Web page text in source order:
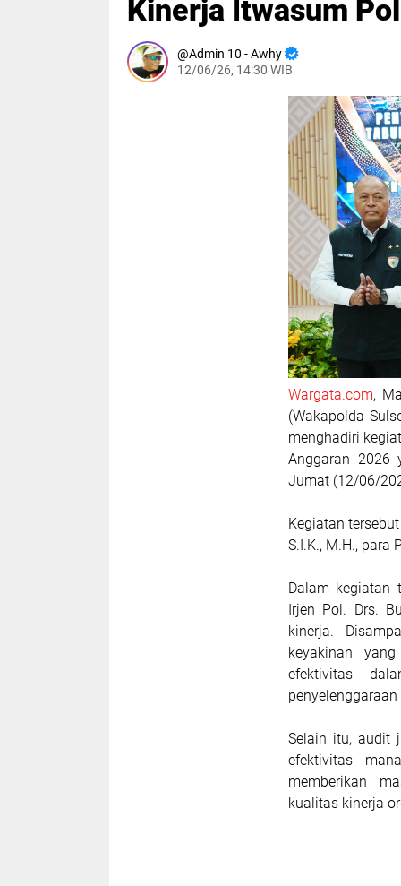
Kinerja Itwasum
Admin 10 - Awhy
12/06/26, 14:30 WIB
Wargata.com,
(Wakapolda
menghadiri
Anggaran 2026
Jumat (12/06/
Kegiatan
S.I.K., M.H., para
Dalam kegiatan
Irjen Pol. Drs.
kinerja.
keyakinan
efektivitas
Selain itu, audit
efektivitas
memberikan
kualitas kinerja